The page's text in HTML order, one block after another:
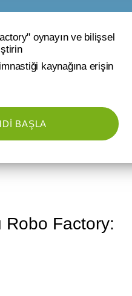
oynayın ve bilişsel
kaynağına erişin
BAŞLA
Robo Factory: